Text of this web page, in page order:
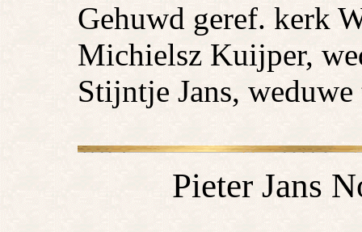
Gehuwd geref. kerk
Michielsz Kuijper,
Stijntje Jans,
Pieter Jans